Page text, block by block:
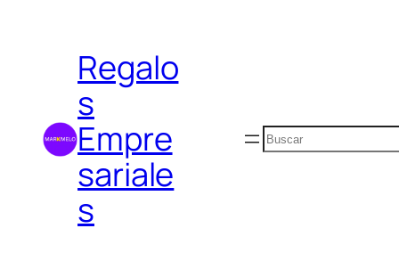
contenidoRegalo
s
Empre
sariale
s
Buscar